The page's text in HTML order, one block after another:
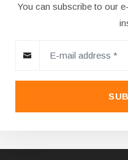
You can subscribe to our